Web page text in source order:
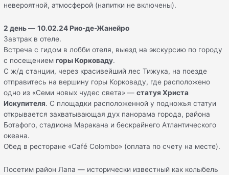
невероятной, атмосферой (напитки не включены).
2 день— 10.02.24Рио-де-Жанейро
Завтрак в отеле.
Встреча с гидом в лобби отеля, выезд на экскурсию по городу
с посещениемгоры Корковаду.
С ж/д станции, через красивейший лес Тижука, на поезде
отправитесь на вершину горы Корковаду, где расположено
одно из «Семи новых чудес света» —статуя Христа
Искупителя. С площадки расположенной у подножья статуи
открывается захватывающая дух панорама города, района
Ботафого, стадиона Маракана и бескрайнего Атлантического
океана.
Обед в ресторане «Café Colombo» (оплата по счету на месте).
Посетим район Лапа — исторически известный как колыбель